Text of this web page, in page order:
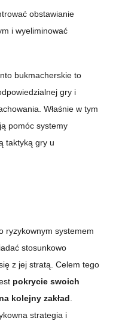
obstawianie
i wyeliminować
bukmacherskie to
gry i
Właśnie w tym
pomóc systemy
taktyką gry u
ryzykownym systemem
stosunkowo
z jej stratą. Celem tego
pokrycie swoich
kolejny zakład
strategia i